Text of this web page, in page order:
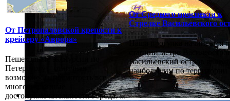
От Петропаловской крепости к
крейсеру «Аврора»
Пешеходные экскурсии по
Петербургу – отличная
возможность посмотреть все
многочисленные
достопримечательности города. ...
От Среднего проспекта к
Стрелке Васильевского
Наша прогулка начинается
станции метро
Васильевский остров
наибольшим по территории